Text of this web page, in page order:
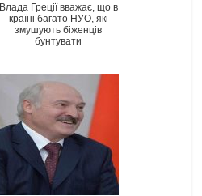
Влада Греції вважає, що в
країні багато НУО, які
змушують біженців
бунтувати